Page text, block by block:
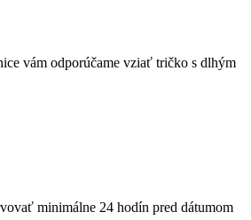
vám odporúčame vziať tričko s dlhým
minimálne 24 hodín pred dátumom